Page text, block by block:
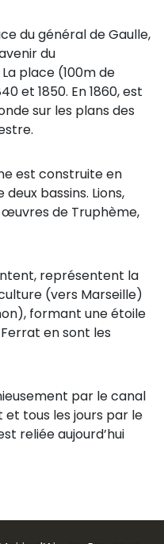
du général de Gaulle,
du
place (100m de
et 1850. En 1860, est
sur les plans des
est construite en
bassins. Lions,
de Truphème,
représentent la
(vers Marseille)
formant une étoile
en sont les
par le canal
et tous les jours par le
reliée aujourd’hui